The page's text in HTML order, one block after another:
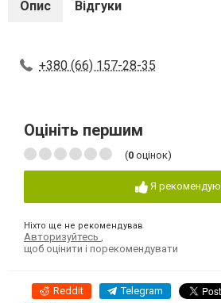
Опис Відгуки
+380 (66) 157-28-35
Оцініть першим
(0 оцінок)
Я рекомендую
Ніхто ще не рекомендував
Авторизуйтесь
щоб оцінити і порекомендувати
Reddit Telegram